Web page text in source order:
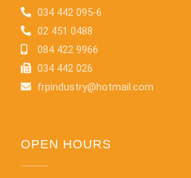
034 442 095-6
02 451 0488
084 422 9966
034 442 026
frpindustry@hotmail.com
OPEN HOURS